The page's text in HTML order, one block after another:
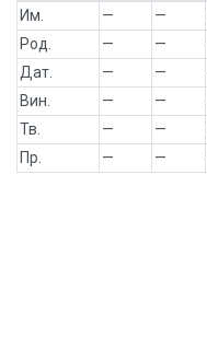
Им.
— —
Род.
— —
Дат.
— —
Вин.
— —
Тв.
— —
Пр.
— —